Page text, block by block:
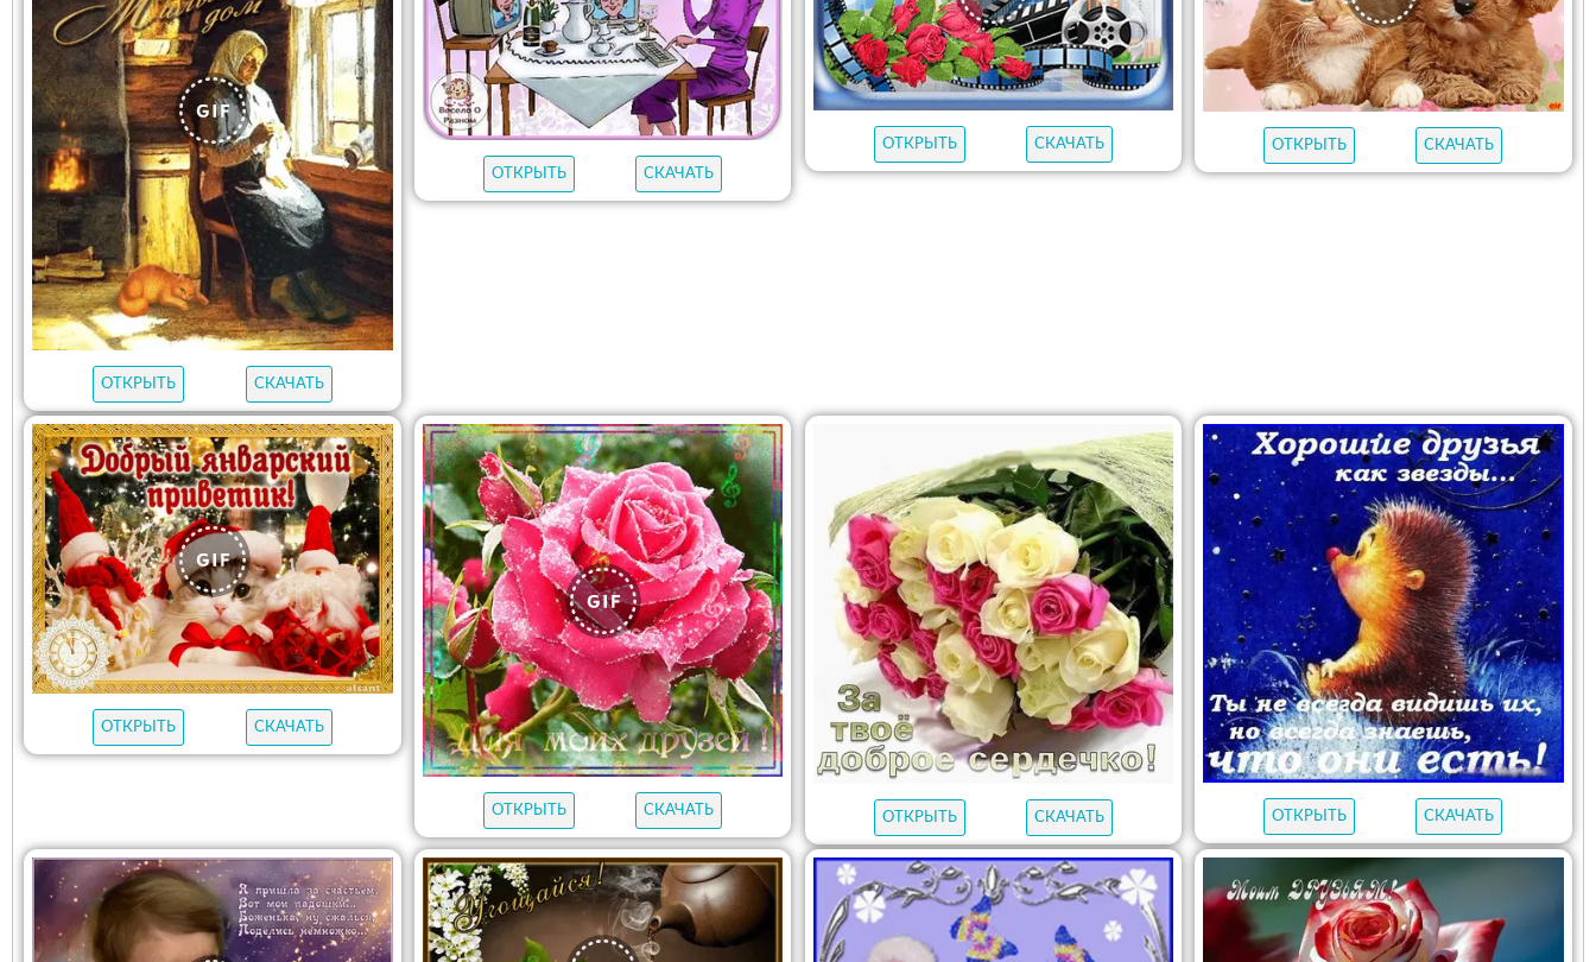
ОТКРЫТЬ СКАЧАТЬ
ОТКРЫТЬ СКАЧАТЬ
ОТКРЫТЬ СКАЧАТЬ ОТКРЫТЬ СКАЧАТЬ
ОТКРЫТЬ СКАЧАТЬ
ОТКРЫТЬ СКАЧАТЬ ОТКРЫТЬ СКАЧАТЬ ОТКРЫТЬ СКАЧАТЬ